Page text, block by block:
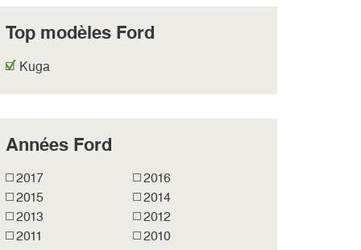
Top modèles Ford
Kuga
Années Ford
2017
2016
2015
2014
2013
2012
2011
2010